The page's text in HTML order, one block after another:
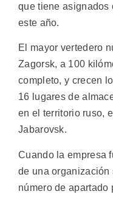
que tiene asignados
este año.
El mayor vertedero
Zagorsk, a 100
completo, y crecen
16 lugares de
en el territorio ruso,
Jabarovsk.
Cuando la empresa
de una organización
número de apartado